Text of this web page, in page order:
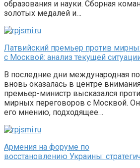
образования и науки. Сборная
золотых медалей и…
Латвийский премьер против
с Москвой: анализ текущей
В последние дни международная
вновь оказалась в центре
премьер-министр высказался
мирных переговоров с Москвой. Он
его мнению, подходящее…
Армения на форуме по
восстановлению Украины: